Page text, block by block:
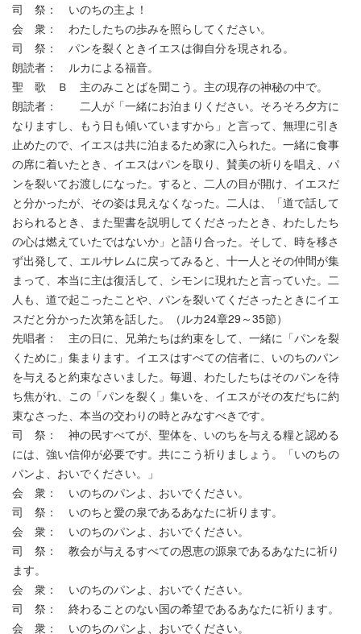
司 祭： いのちの主よ！
会 衆： わたしたちの歩みを照らしてください。
司 祭： パンを裂くときイエスは御自分を現される。
朗読者： ルカによる福音。
聖 歌 Ｂ 主のみことばを聞こう。主の現存の神秘の中で。
朗読者： 二人が「一緒にお泊まりください。そろそろ夕方に
なりますし、もう日も傾いていますから」と言って、無理に引き
止めたので、イエスは共に泊まるため家に入られた。一緒に食事
の席に着いたとき、イエスはパンを取り、賛美の祈りを唱え、パ
ンを裂いてお渡しになった。すると、二人の目が開け、イエスだ
と分かったが、その姿は見えなくなった。二人は、「道で話して
おられるとき、また聖書を説明してくださったとき、わたしたち
の心は燃えていたではないか」と語り合った。そして、時を移さ
ず出発して、エルサレムに戻ってみると、十一人とその仲間が集
まって、本当に主は復活して、シモンに現れたと言っていた。二
人も、道で起こったことや、パンを裂いてくださったときにイエ
スだと分かった次第を話した。（ルカ24章29～35節）
先唱者： 主の日に、兄弟たちは約束をして、一緒に「パンを裂
くために」集まります。イエスはすべての信者に、いのちのパン
を与えると約束なさいました。毎週、わたしたちはそのパンを待
ち焦がれ、この「パンを裂く」集いを、イエスがその友だちに約
束なさった、本当の交わりの時とみなすべきです。
司 祭： 神の民すべてが、聖体を、いのちを与える糧と認める
には、強い信仰が必要です。共にこう祈りましょう。「いのちの
パンよ、おいでください。」
会 衆： いのちのパンよ、おいでください。
司 祭： いのちと愛の泉であるあなたに祈ります。
会 衆： いのちのパンよ、おいでください。
司 祭： 教会が与えるすべての恩恵の源泉であるあなたに祈り
ます。
会 衆： いのちのパンよ、おいでください。
司 祭： 終わることのない国の希望であるあなたに祈ります。
会 衆： いのちのパンよ、おいでください。